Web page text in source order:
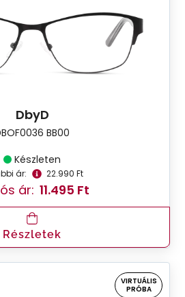
DbyD
BB00
Készleten
ár: 22.990 Ft
ár: 11.495 Ft
Részletek
VIRTUÁLIS
PRÓBA